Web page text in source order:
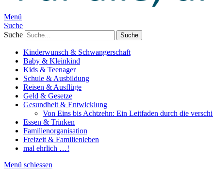
Menü
Suche
Suche
Kinderwunsch & Schwangerschaft
Baby & Kleinkind
Kids & Teenager
Schule & Ausbildung
Reisen & Ausflüge
Geld & Gesetze
Gesundheit & Entwicklung
Von Eins bis Achtzehn: Ein Leitfaden durch die
Essen & Trinken
Familienorganisation
Freizeit & Familienleben
mal ehrlich …!
Menü schiessen